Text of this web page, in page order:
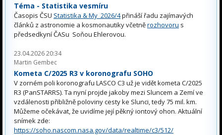
Téma - Statistika vesmíru
Časopis ČSU Statistika & My 2026/4přináší řadu zajímavých
článků z astronomie a kosmonautiky včetněrozhovoru s
předsedkyní ČASu Soňou Ehlerovou.
23.04.2026 20:34
Martin Gembec
Kometa C/2025 R3 v koronografu SOHO
V zorném poli koronografu LASCO C3 už je vidět kometa C/2025
R3 (PanSTARRS). Ta nyní projde jakoby mezi Sluncem a Zemí ve
vzdálenosti přibližně poloviny cesty ke Slunci, tedy 75 mil. km.
Můžeme očekávat, že uvidíme její pěkný iontový ohon. Aktuální
snímek zde:
https://soho.nascom.nasa.gov/data/realtime/c3/512/